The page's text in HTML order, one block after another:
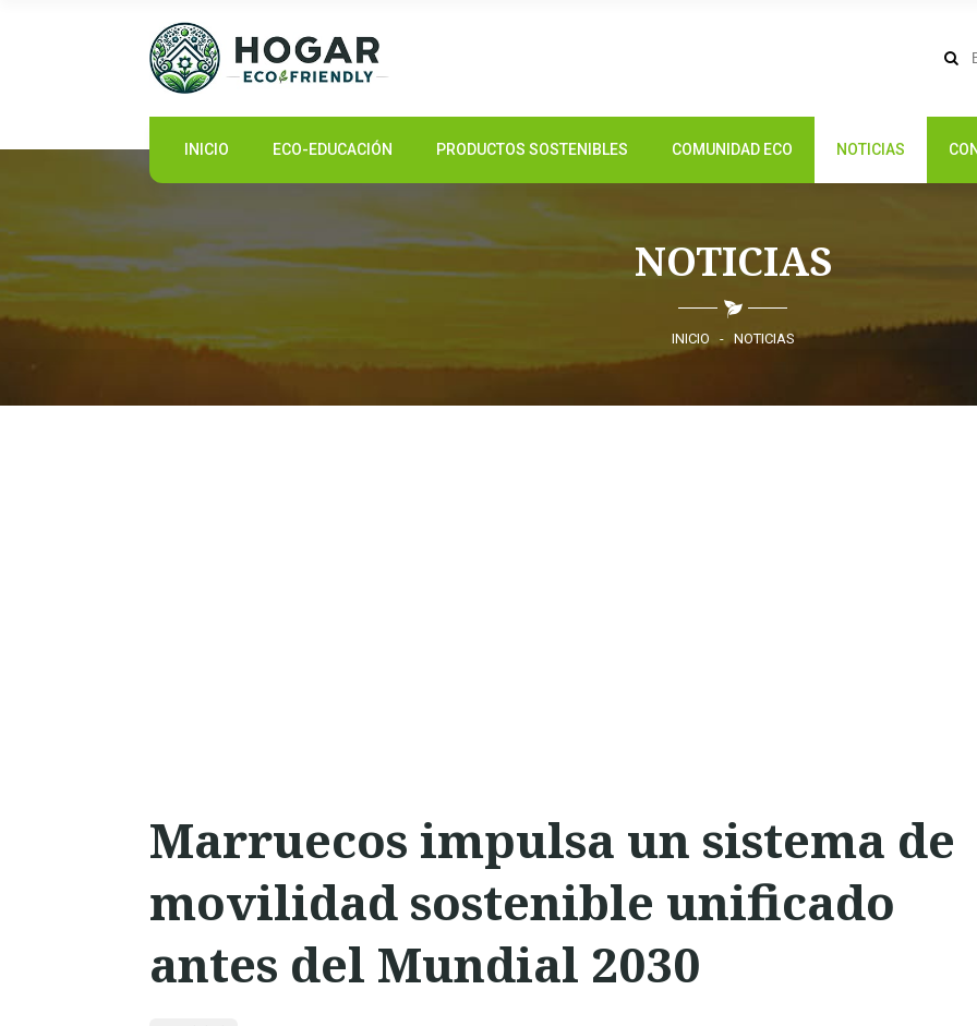
INICIO ECO-EDUCACIÓN PRODUCTOS SOSTENIBLES COMUNIDAD ECO NOTICIAS
COMUNIDAD ECO NOTICIAS
INICIO - NOTICIAS
Marruecos impulsa un sistema de
movilidad sostenible unificado
antes del Mundial 2030